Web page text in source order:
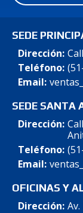
SEDE
Dirección:
Teléfono:
Email:
SEDE SANTA
Dirección:
Teléfono:
Email:
OFICINAS Y
Dirección: